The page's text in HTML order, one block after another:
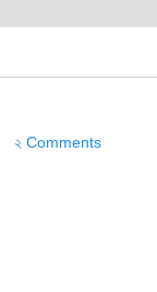
২ Comments